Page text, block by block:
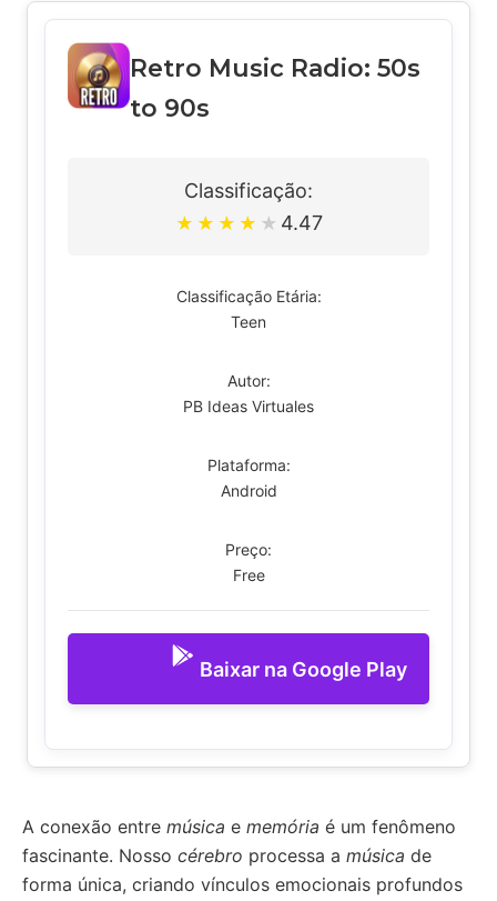
Retro Music Radio: 50s
to 90s
Classificação:
★ ★ ★ ★ ★ 4.47
Classificação Etária:
Teen
Autor:
PB Ideas Virtuales
Plataforma:
Android
Preço:
Free
Baixar na Google Play
A conexão entre música e memória é um fenômeno
fascinante. Nosso cérebro processa a música de
forma única, criando vínculos emocionais profundos